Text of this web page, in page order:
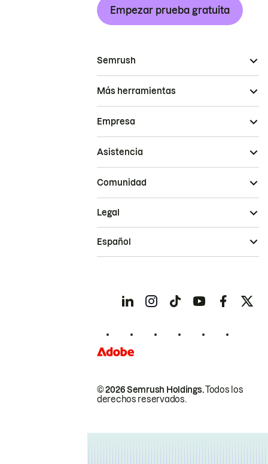
Empezar prueba gratuita
Semrush
Más herramientas
Empresa
Asistencia
Comunidad
© 2026 Semrush Holdings.Todos los
derechos reservados.
Legal
Español